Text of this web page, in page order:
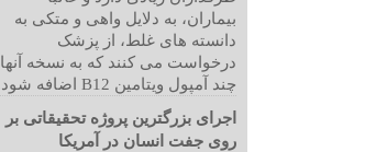
بیماران، به دلایل واهی و متکی به
دانسته های غلط، از پزشک
درخواست می کنند که به نسخه آنها
چند آمپول ویتامین B12 اضافه شود.
اجرای بزرگترین پروژه تحقیقاتی بر
روی جفت انسان در آمریکا